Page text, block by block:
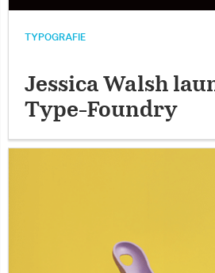
TYPOGRAFIE
Jessica Walsh
Type-Foundry